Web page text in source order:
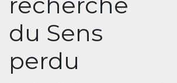
du Sens
perdu